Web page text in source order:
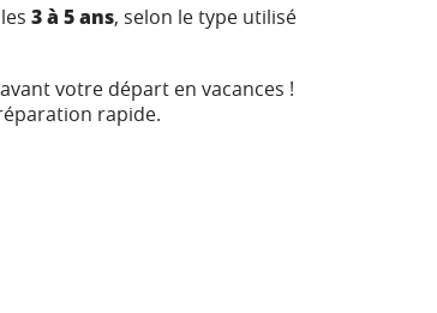
3 à 5 ans, selon le type utilisé
votre départ en vacances !
rapide.